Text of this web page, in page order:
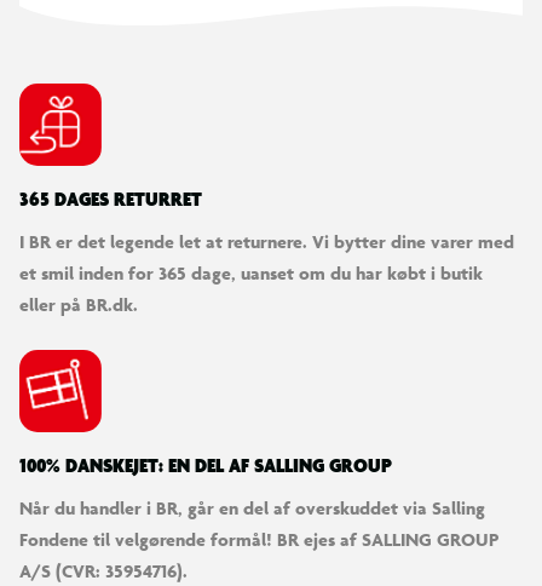
365 DAGES RETURRET
I BR er det legende let at returnere. Vi bytter dine varer med
et smil inden for 365 dage, uanset om du har købt i butik
eller på BR.dk.
100% DANSKEJET: EN DEL AF SALLING GROUP
Når du handler i BR, går en del af overskuddet via Salling
Fondene til velgørende formål! BR ejes af SALLING GROUP
A/S (CVR: 35954716).